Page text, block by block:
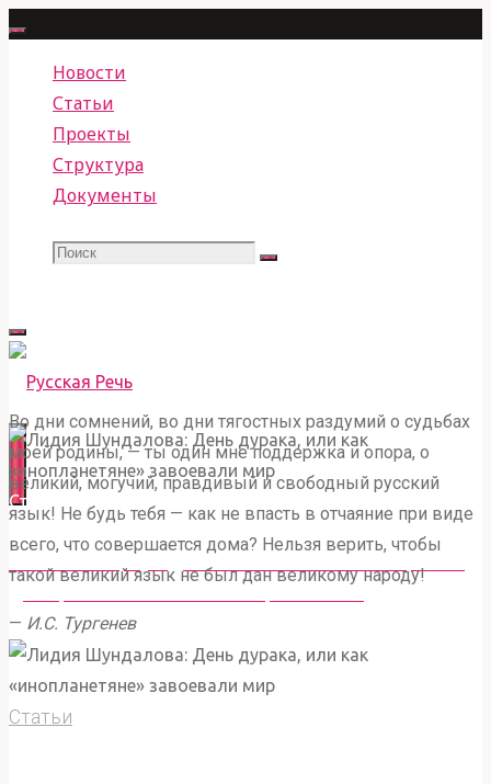
Перейти
содержимому
Новости
Статьи
Проекты
Структура
Документы
Поиск
Что
Поиск
РУССКАЯ РЕЧЬ
ОБЩЕСТВЕННОЕ ДВИЖЕНИЕ ПО ЗАЩИТЕ,
СОХРАНЕНИЮ И РАЗВИТИЮ РУССКОГО ЯЗЫКА
"РУССКАЯ РЕЧЬ"
Новости
Статьи
Главная
Статьи
Лидия Шундалова: День дурака, или как
Михаил Захарчук: День памяти великого Кнорозова
Во дни сомнений, во дни тягостных раздумий о судьбах
моей родины, — ты один мне поддержка и опора, о
великий, могучий, правдивый и свободный русский
язык! Не будь тебя — как не впасть в отчаяние при виде
всего, что совершается дома? Нельзя верить, чтобы
такой великий язык не был дан великому народу!
— И.С. Тургенев
Статьи